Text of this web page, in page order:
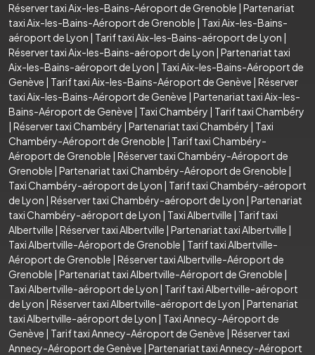
Réserver taxi Aix-les-Bains-Aéroport de Grenoble | Partenariat
taxi Aix-les-Bains-Aéroport de Grenoble | Taxi Aix-les-Bains-
aéroport de Lyon | Tarif taxi Aix-les-Bains-aéroport de Lyon |
Réserver taxi Aix-les-Bains-aéroport de Lyon | Partenariat taxi
Aix-les-Bains-aéroport de Lyon | Taxi Aix-les-Bains-Aéroport de
Genève | Tarif taxi Aix-les-Bains-Aéroport de Genève | Réserver
taxi Aix-les-Bains-Aéroport de Genève | Partenariat taxi Aix-les-
Bains-Aéroport de Genève | Taxi Chambéry | Tarif taxi Chambéry
| Réserver taxi Chambéry | Partenariat taxi Chambéry | Taxi
Chambéry-Aéroport de Grenoble | Tarif taxi Chambéry-
Aéroport de Grenoble | Réserver taxi Chambéry-Aéroport de
Grenoble | Partenariat taxi Chambéry-Aéroport de Grenoble |
Taxi Chambéry-aéroport de Lyon | Tarif taxi Chambéry-aéroport
de Lyon | Réserver taxi Chambéry-aéroport de Lyon | Partenariat
taxi Chambéry-aéroport de Lyon | Taxi Albertville | Tarif taxi
Albertville | Réserver taxi Albertville | Partenariat taxi Albertville |
Taxi Albertville-Aéroport de Grenoble | Tarif taxi Albertville-
Aéroport de Grenoble | Réserver taxi Albertville-Aéroport de
Grenoble | Partenariat taxi Albertville-Aéroport de Grenoble |
Taxi Albertville-aéroport de Lyon | Tarif taxi Albertville-aéroport
de Lyon | Réserver taxi Albertville-aéroport de Lyon | Partenariat
taxi Albertville-aéroport de Lyon | Taxi Annecy-Aéroport de
Genève | Tarif taxi Annecy-Aéroport de Genève | Réserver taxi
Annecy-Aéroport de Genève | Partenariat taxi Annecy-Aéroport